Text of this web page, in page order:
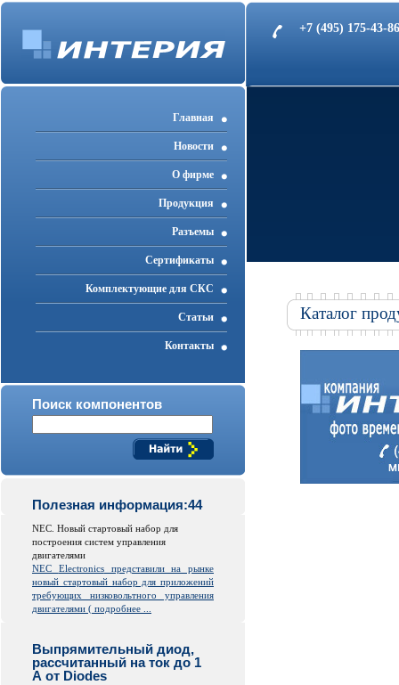
+7 (495) 175-43-
Главная
Новости
О фирме
Продукция
Разъемы
Cертификаты
Комплектующие для СКС
Статьи
Контакты
Поиск компонентов
Полезная информация:44
NEC. Новый стартовый набор для
построения систем управления
двигателями
NEC
Electronicsпредставили на рынке
новый стартовый набор для приложений
требующих низковольтного управления
двигателями ( подробнее ...
Выпрямительный диод,
рассчитанный на ток до 1
А от Diodes
Каталог